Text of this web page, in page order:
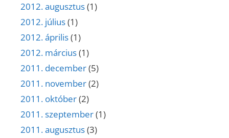
2012. augusztus(1)
2012. július(1)
2012. április(1)
2012. március(1)
2011. december(5)
2011. november(2)
2011. október(2)
2011. szeptember(1)
2011. augusztus(3)